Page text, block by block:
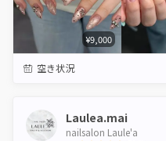
¥9,000
空き状況
Laulea.mai
nailsalon Laule'a